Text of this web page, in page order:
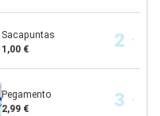
Sacapuntas
1,00 €
Pegamento
2,99 €